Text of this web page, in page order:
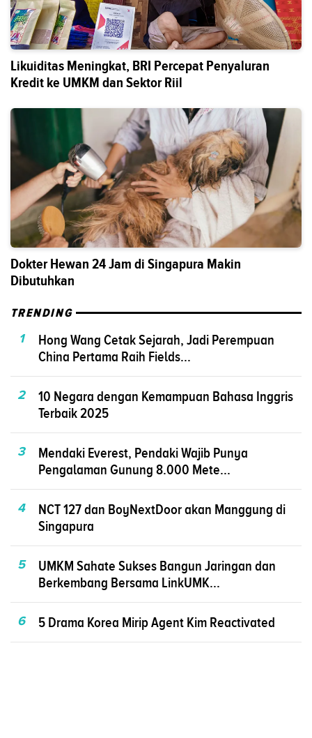
Likuiditas Meningkat, BRI Percepat Penyaluran
Kredit ke UMKM dan Sektor Riil
Dokter Hewan 24 Jam di Singapura Makin
Dibutuhkan
TRENDING
1
Hong Wang Cetak Sejarah, Jadi Perempuan
China Pertama Raih Fields...
2
10 Negara dengan Kemampuan Bahasa Inggris
Terbaik 2025
3
Mendaki Everest, Pendaki Wajib Punya
Pengalaman Gunung 8.000 Mete...
4
NCT 127 dan BoyNextDoor akan Manggung di
Singapura
5
UMKM Sahate Sukses Bangun Jaringan dan
Berkembang Bersama LinkUMK...
6 5 Drama Korea Mirip Agent Kim Reactivated